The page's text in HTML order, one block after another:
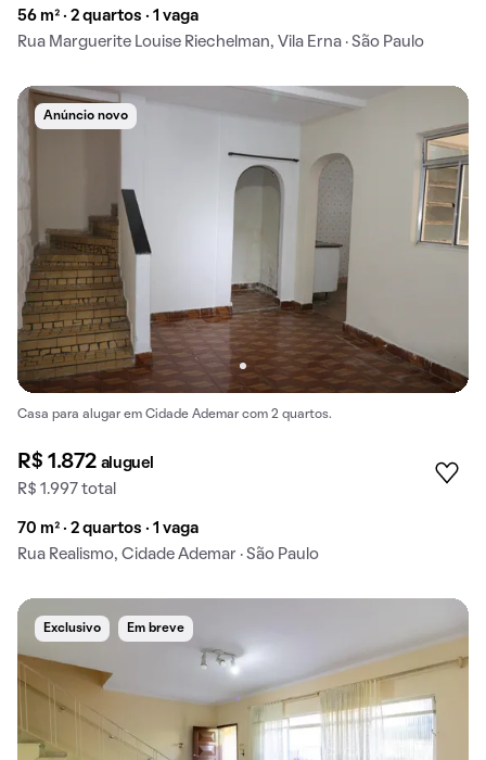
56 m² · 2 quartos · 1 vaga
Rua Marguerite Louise Riechelman, Vila Erna · São Paulo
Anúncio novo
Casa para alugar em Cidade Ademar com 2 quartos.
R$ 1.872 aluguel
R$ 1.997 total
70 m² · 2 quartos · 1 vaga
Rua Realismo, Cidade Ademar · São Paulo
Exclusivo Em breve